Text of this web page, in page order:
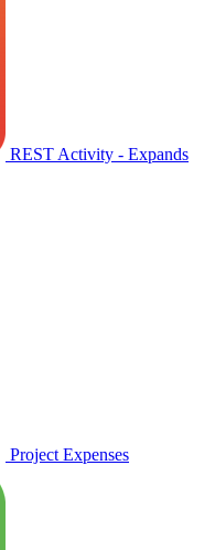
REST Activity - Expands
Project Expenses